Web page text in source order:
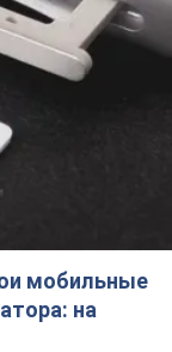
мобильные
на